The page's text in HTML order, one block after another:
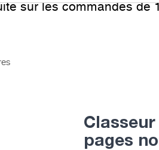
sur les commandes de
Classeur
pages